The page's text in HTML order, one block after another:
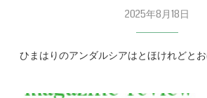
2025年8月18日
ひまはりのアンダルシアはとほけれどと